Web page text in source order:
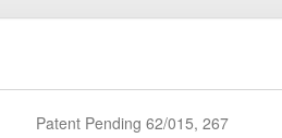
Patent Pending 62/015, 267